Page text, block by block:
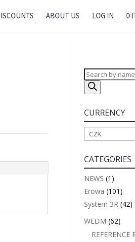
ABOUT US LOG IN 0
Products
search
CURRENCY
CATEGORIES
NEWS (1)
Erowa (101)
System 3R (42)
WEDM (62)
REFERENCE